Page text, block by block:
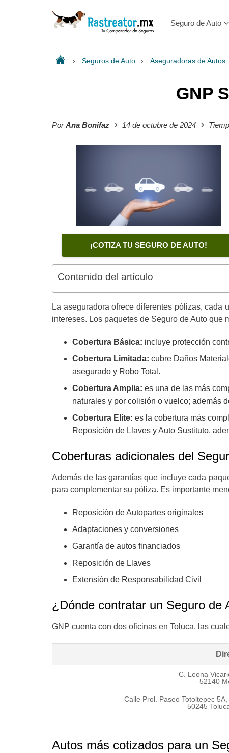
Seguro de Auto
› Seguros de Auto › Aseguradoras de Autos
GNP
PorAna Bonifaz › 14 de octubre de 2024 ›
¡COTIZA TU SEGURO DE AUTO!
Contenido del artículo
La aseguradora ofrece diferentes pólizas,
intereses. Los paquetes de Seguro de Auto que
Cobertura Básica: incluye protección
Cobertura Limitada: cubre Daños
asegurado y Robo Total.
Cobertura Amplia: es una de las más
naturales y por colisión o vuelco; además
Cobertura Elite: es la cobertura más
Reposición de Llaves y Auto Sustituto,
Coberturas adicionales del
Además de las garantías que incluye cada
para complementar su póliza. Es importante
Reposición de Autopartes originales
Adaptaciones y conversiones
Garantía de autos financiados
Reposición de Llaves
Extensión de Responsabilidad Civil
¿Dónde contratar un Seguro de
GNP cuenta con dos oficinas en Toluca, las
C. Leona
52140
Calle Prol. Paseo Totoltepec
50245
Autos más cotizados para un